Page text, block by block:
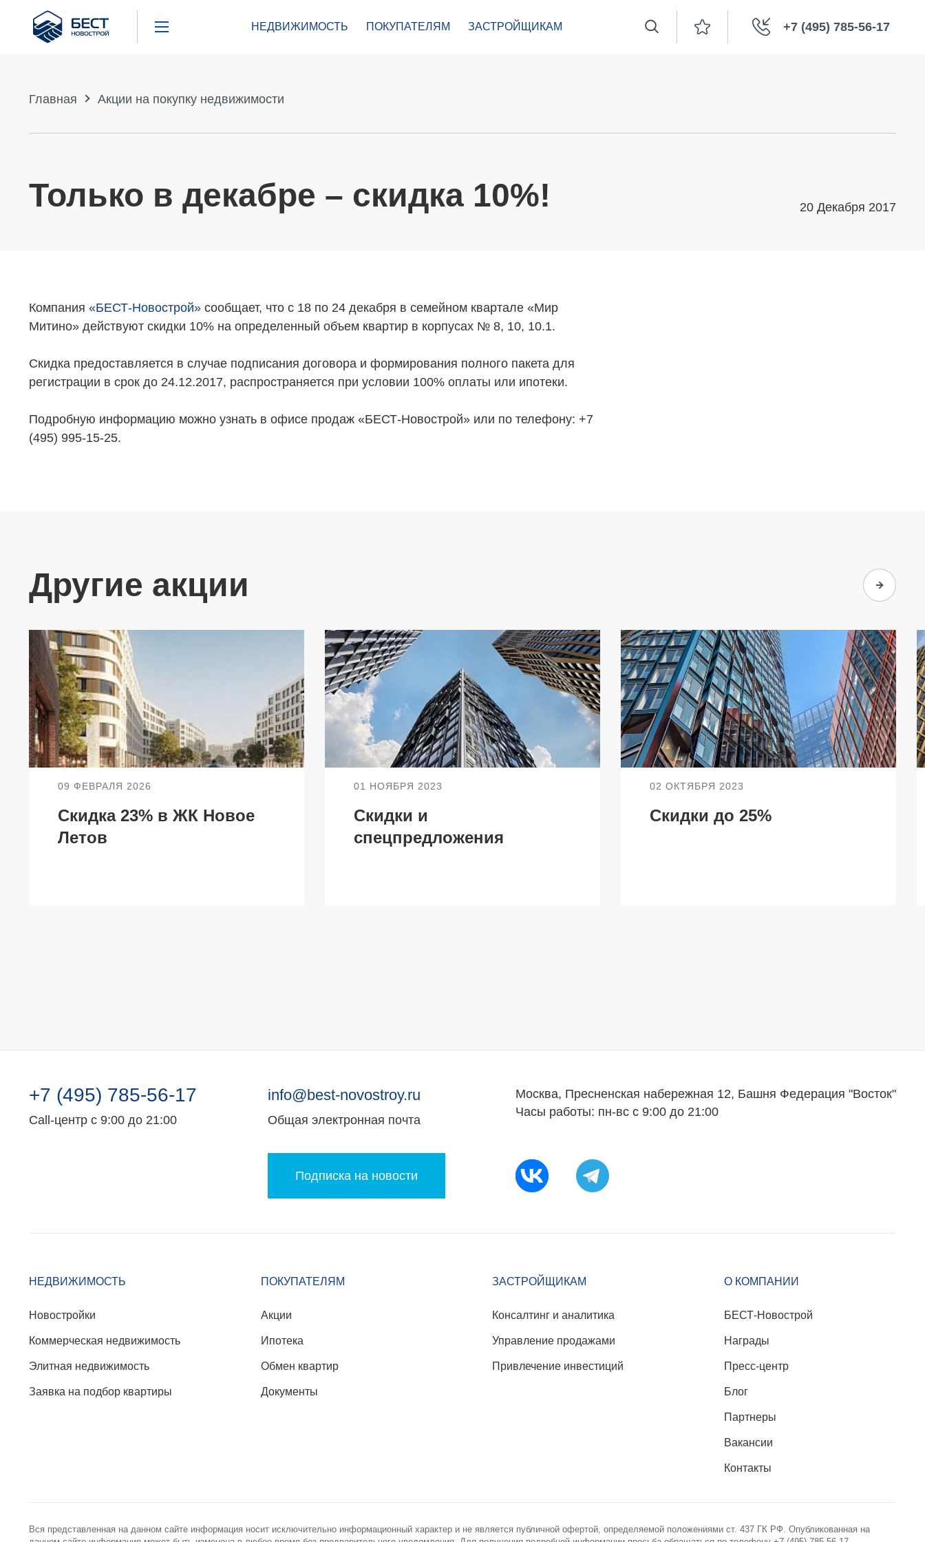
Бест
Новострой
НЕДВИЖИМОСТЬ ПОКУПАТЕЛЯМ ЗАСТРОЙЩИКАМ +7 (495) 785-56-17
НЕДВИЖИМОСТЬ
Новостройки
Коммерческая недвижимость
Элитная недвижимость
Заявка на подбор квартиры
ПОКУПАТЕЛЯМ
Акции
Ипотека
Обмен квартир
ЗАСТРОЙЩИКАМ
Консалтинг и аналитика
Управление продажами
Привлечение инвестиций
О КОМПАНИИ
БЕСТ-Новострой
Награды
Пресс-центр
Блог
Партнеры
Главная Акции на покупку недвижимости
Только в декабре – скидка 10%! 20 Декабря 2017
Компания «БЕСТ-Новострой» сообщает, что с 18 по 24 декабря в семейном квартале «Мир
Митино» действуют скидки 10% на определенный объем квартир в корпусах № 8, 10, 10.1.
Скидка предоставляется в случае подписания договора и формирования полного пакета для
регистрации в срок до 24.12.2017, распространяется при условии 100% оплаты или ипотеки.
Подробную информацию можно узнать в офисе продаж «БЕСТ-Новострой» или по телефону: +7
(495) 995-15-25.
Другие акции
09 ФЕВРАЛЯ 2026
Скидка 23% в ЖК Новое
Летов
01 НОЯБРЯ 2023
Скидки и
спецпредложения
02 ОКТЯБРЯ 2023
Скидки до 25%
+7 (495) 785-56-17
Call-центр с 9:00 до 21:00
info@best-novostroy.ru
Общая электронная почта
Подписка на новости
Москва, Пресненская набережная 12, Башня Федерация "Восток"
Часы работы: пн-вс с 9:00 до 21:00
НЕДВИЖИМОСТЬ
Новостройки
Коммерческая недвижимость
Элитная недвижимость
Заявка на подбор квартиры
ПОКУПАТЕЛЯМ
Акции
Ипотека
Обмен квартир
Документы
ЗАСТРОЙЩИКАМ
Консалтинг и аналитика
Управление продажами
Привлечение инвестиций
О КОМПАНИИ
БЕСТ-Новострой
Награды
Пресс-центр
Блог
Партнеры
Вакансии
Контакты
Вся представленная на данном сайте информация носит исключительно информационный характер и не является публичной офертой, определяемой положениями ст. 437 ГК РФ. Опубликованная на